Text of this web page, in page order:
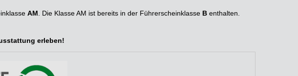
AM. Die Klasse AM ist bereits in der Führerscheinklasse B enthalten.
erleben!